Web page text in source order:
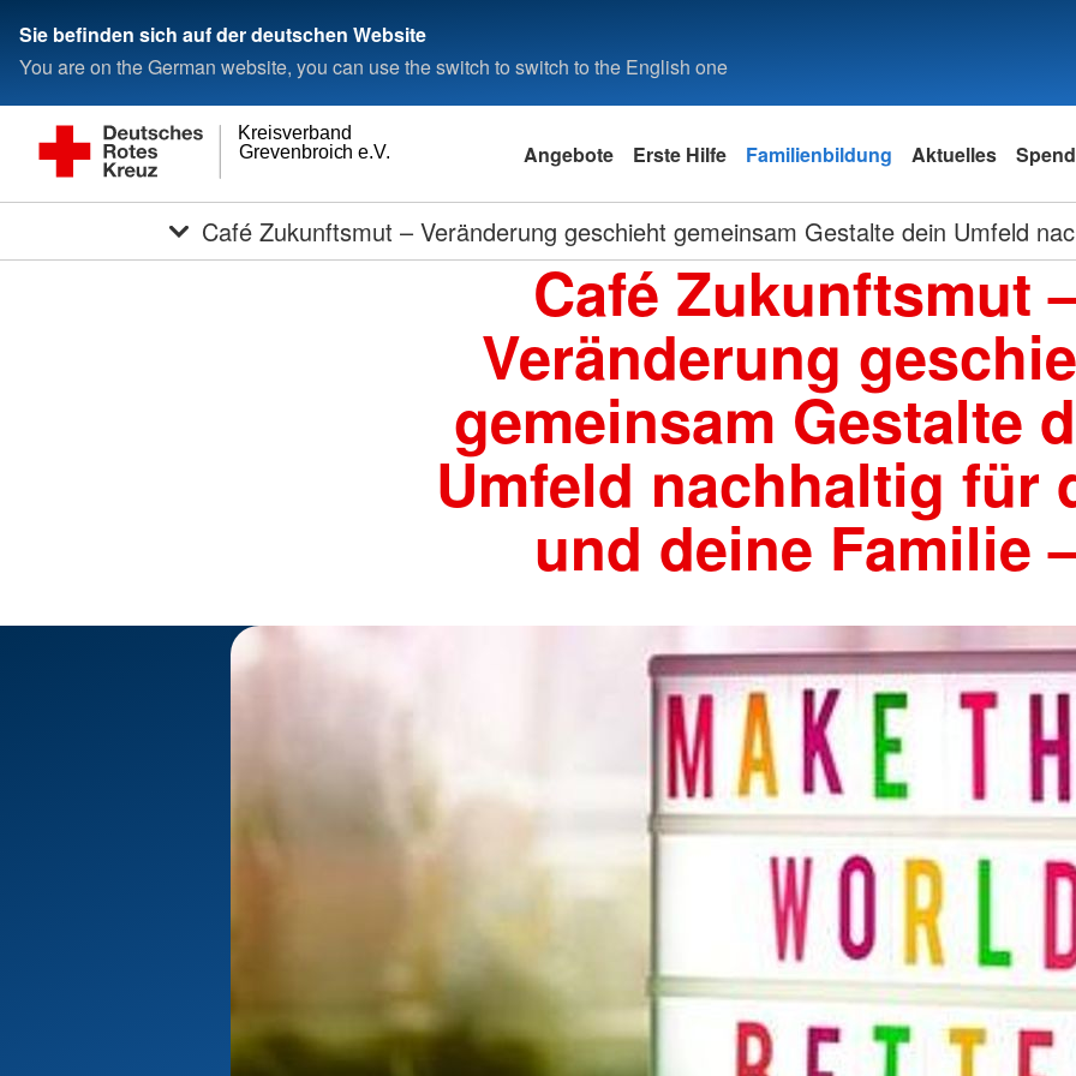
Sie befinden sich auf der deutschen Website
You are on the German website, you can use the switch to switch to the English one
Grevenbroich e.V.
Kreisverband
Angebote Erste Hilfe Familienbildung Aktuelles
Café Zukunftsmut – Veränderung geschieht gemeinsam Gestalte dein Umfeld
Café Zukunftsmut
Veränderung
gemeinsam Gestalte
Umfeld nachhaltig für
und deine Familie